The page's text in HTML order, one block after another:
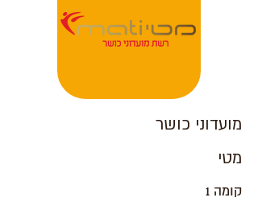
מועדוני כושר
מטי
קומה 1